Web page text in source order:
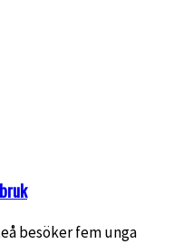
besöker fem unga